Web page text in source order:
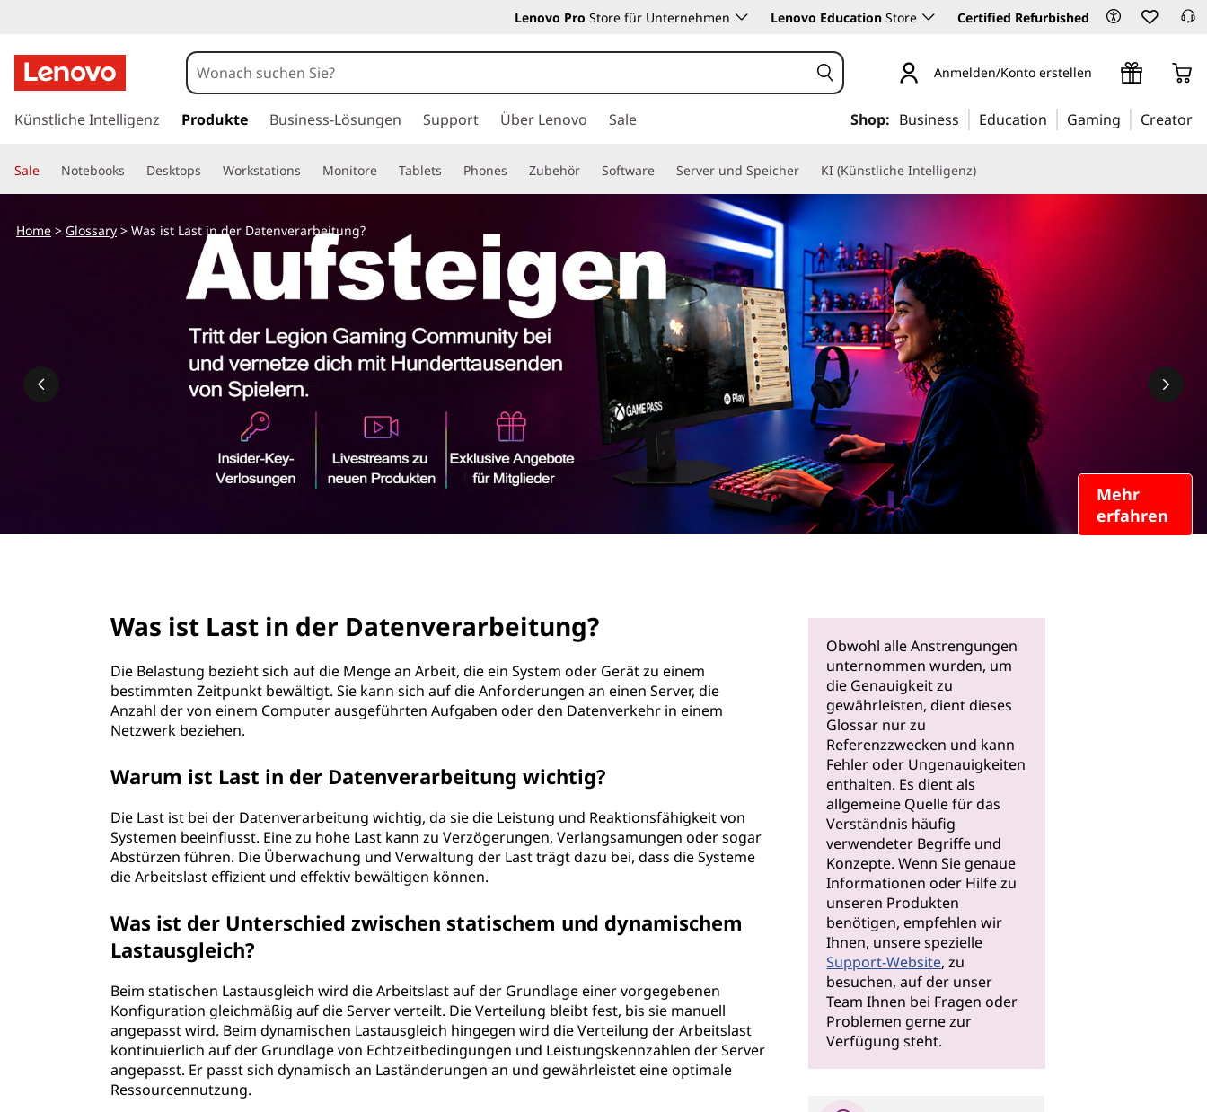
a
Lenovo Pro Store für Unternehmen Lenovo Education Store Certified Refurbished
u
a
u
t
Anmelden/Konto erstellen
Künstliche Intelligenz Produkte Business-Lösungen Support Über Lenovo Sale Shop: Business Education Gaming Creator
Sale Notebooks Desktops Workstations Monitore Tablets Phones Zubehör Software Server und Speicher KI (Künstliche Intelligenz)
Mehr
erfahren
Home > Glossary > Was ist Last in der Datenverarbeitung?
Was ist Last in der Datenverarbeitung?
Die Belastung bezieht sich auf die Menge an Arbeit, die ein System oder Gerät zu einem
bestimmten Zeitpunkt bewältigt. Sie kann sich auf die Anforderungen an einen Server, die
Anzahl der von einem Computer ausgeführten Aufgaben oder den Datenverkehr in einem
Netzwerk beziehen.
Warum ist Last in der Datenverarbeitung wichtig?
Die Last ist bei der Datenverarbeitung wichtig, da sie die Leistung und Reaktionsfähigkeit von
Systemen beeinflusst. Eine zu hohe Last kann zu Verzögerungen, Verlangsamungen oder sogar
Abstürzen führen. Die Überwachung und Verwaltung der Last trägt dazu bei, dass die Systeme
die Arbeitslast effizient und effektiv bewältigen können.
Was ist der Unterschied zwischen statischem und dynamischem
Lastausgleich?
Beim statischen Lastausgleich wird die Arbeitslast auf der Grundlage einer vorgegebenen
Konfiguration gleichmäßig auf die Server verteilt. Die Verteilung bleibt fest, bis sie manuell
angepasst wird. Beim dynamischen Lastausgleich hingegen wird die Verteilung der Arbeitslast
kontinuierlich auf der Grundlage von Echtzeitbedingungen und Leistungskennzahlen der Server
angepasst. Er passt sich dynamisch an Laständerungen an und gewährleistet eine optimale
Ressourcennutzung.
Obwohl alle Anstrengungen
unternommen wurden, um
die Genauigkeit zu
gewährleisten, dient dieses
Glossar nur zu
Referenzzwecken und kann
Fehler oder Ungenauigkeiten
enthalten. Es dient als
allgemeine Quelle für das
Verständnis häufig
verwendeter Begriffe und
Konzepte. Wenn Sie genaue
Informationen oder Hilfe zu
unseren Produkten
benötigen, empfehlen wir
Ihnen, unsere spezielle
Support-Website, zu
besuchen, auf der unser
Team Ihnen bei Fragen oder
Problemen gerne zur
Verfügung steht.